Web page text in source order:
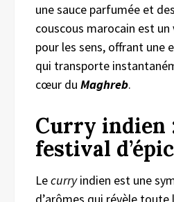
une sauce parfumée et
couscous marocain est
pour les sens, offrant une
qui transporte
cœur du Maghreb.
Curry indien
festival
Lecurryindien est une
d’arômes qui révèle toute